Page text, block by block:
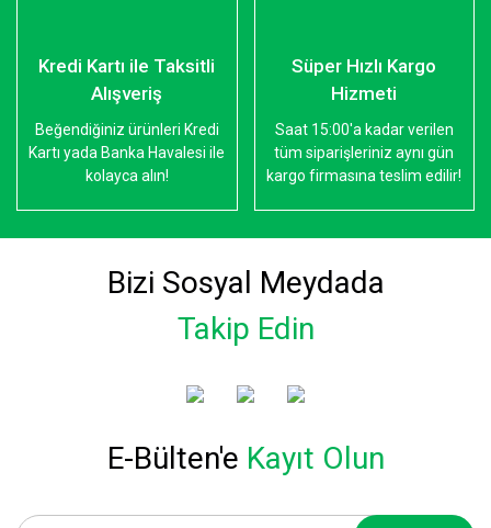
Kredi Kartı ile Taksitli
Alışveriş
Beğendiğiniz ürünleri Kredi
Kartı yada Banka Havalesi ile
kolayca alın!
Süper Hızlı Kargo
Hizmeti
Saat 15:00'a kadar verilen
tüm siparişleriniz aynı gün
kargo firmasına teslim edilir!
Bizi Sosyal Meydada
Takip Edin
E-Bülten'e Kayıt Olun